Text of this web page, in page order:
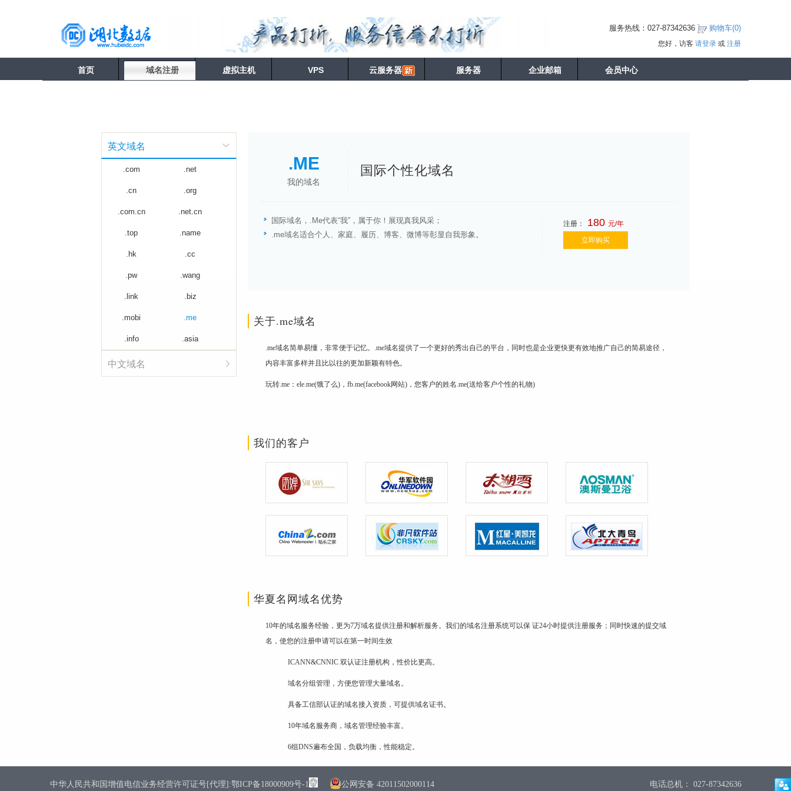
服务热线：027-87342636 购物车(0)
您好，访客 请登录或 注册
首页 域名注册 虚拟主机 VPS 云服务器 服务器 企业邮箱 会员中心
英文域名
.com .net
.cn .org
.com.cn .net.cn
.top .name
.hk .cc
.pw .wang
.link .biz
.mobi .me
.info .asia
中文域名
.ME
我的域名
国际个性化域名
国际域名，.Me代表“我”，属于你！展现真我风采；
.me域名适合个人、家庭、履历、博客、微博等彰显自我形象。
注册： 180 元/年
立即购买
关于.me域名
.me域名简单易懂，非常便于记忆。.me域名提供了一个更好的秀出自己的平台，同时也是企业更快更有效地推广自己的简易途径，
内容丰富多样并且比以往的更加新颖有特色。
玩转.me：ele.me(饿了么)，fb.me(facebook网站)，您客户的姓名.me(送给客户个性的礼物)
我们的客户
华夏名网域名优势
10年的域名服务经验，更为7万域名提供注册和解析服务。我们的域名注册系统可以保 证24小时提供注册服务；同时快速的提交域
名，使您的注册申请可以在第一时间生效
ICANN&CNNIC 双认证注册机构，性价比更高。
域名分组管理，方便您管理大量域名。
具备工信部认证的域名接入资质，可提供域名证书。
10年域名服务商，域名管理经验丰富。
6组DNS遍布全国，负载均衡，性能稳定。
中华人民共和国增值电信业务经营许可证号[代理]:鄂ICP备18000909号-1 公网安备 42011502000114 电话总机： 027-87342636